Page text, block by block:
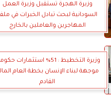
وزيرة الهجرة تستقبل وزيرة العمل
السودانية لبحث تبادل الخبرات في
المهاجرين والعاملين بالخارج
وزيرة التخطيط : 51% استثمارات
موجهة لبناء الإنسان بخطة العام
القادم